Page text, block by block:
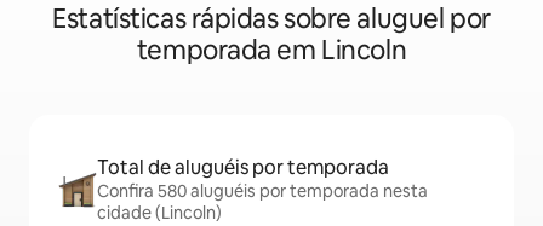
Estatísticas rápidas sobre aluguel por
temporada em Lincoln
Total de aluguéis por temporada
Confira 580 aluguéis por temporada nesta
cidade (Lincoln)